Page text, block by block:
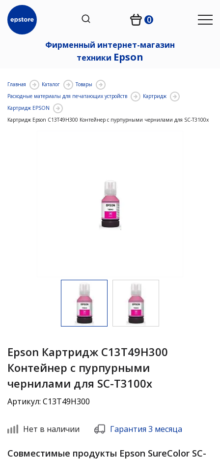
0
Фирменный интернет-магазин
техники Epson
Главная Каталог
Товары
Расходные материалы для печатающих устройств
Картридж
Картридж EPSON
Картридж Epson C13T49H300 Контейнер с пурпурными чернилами для SC-T3100x
Epson Картридж C13T49H300
Контейнер с пурпурными
чернилами для SC-T3100x
Артикул: C13T49H300
Нет в наличии Гарантия 3 месяца
Совместимые продукты Epson SureColor SC-